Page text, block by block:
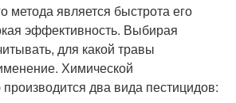
метода является быстрота его
эффективность. Выбирая
для какой травы
Химической
два вида пестицидов: